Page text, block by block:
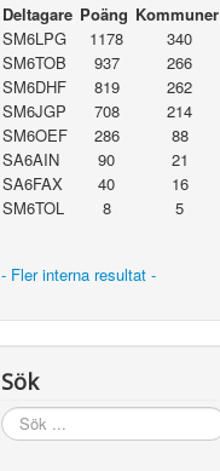
Deltagare Poäng Kommuner
SM6LPG
1178
340
SM6TOB
937
266
SM6DHF
819
262
SM6JGP
708
214
SM6OEF
286
88
SA6AIN
90
21
SA6FAX
40
16
SM6TOL
8 5
- Fler interna resultat -
Sök
Sök
...